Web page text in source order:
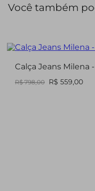
posteriores, compondo
Você também
Calça Jeans Milena
R$ 798,00 R$ 559,00